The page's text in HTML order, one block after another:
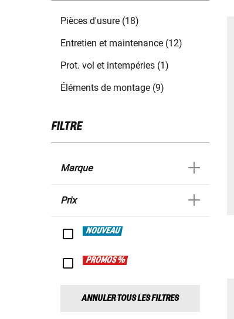
Pièces d'usure (18)
Entretien et maintenance (12)
Prot. vol et intempéries (1)
Éléments de montage (9)
FILTRE
Marque
Prix
NOUVEAU
PROMOS %
ANNULER TOUS LES FILTRES